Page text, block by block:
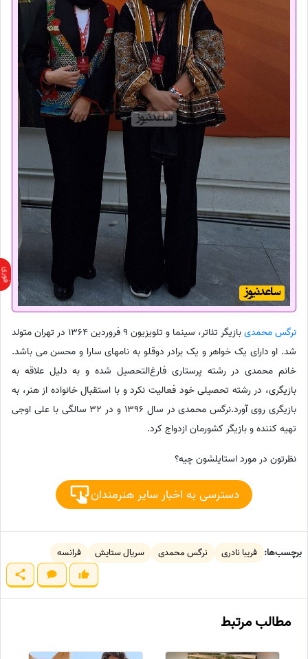
نرگس محمدی
بازیگر تئاتر، سینما و تلویزیون 9 فروردین 1364 در تهران متولد
شد. او دارای یک خواهر و یک برادر دوقلو به نامهای سارا و محسن می باشد.
خانم محمدی در رشته پرستاری فارغ‌التحصیل شده و به دلیل علاقه به
بازیگری، در رشته تحصیلی خود فعالیت نکرد و با استقبال خانواده از هنر، به
بازیگری روی آورد.نرگس محمدی در سال 1396 و در 32 سالگی با علی اوجی
تهیه کننده و بازیگر کشورمان ازدواج کرد.
نظرتون در مورد استایلشون چیه؟
دسترسی به اخبار سایر هنرمندان
برچسب‌ها: فریبا نادری نرگس محمدی سریال ستایش فرانسه
مطالب مرتبط